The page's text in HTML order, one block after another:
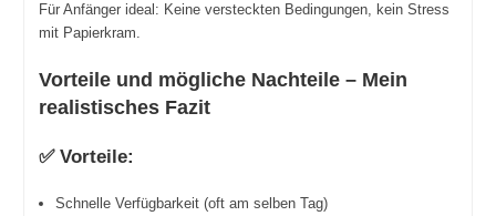
Für Anfänger ideal: Keine versteckten Bedingungen, kein Stress
mit Papierkram.
Vorteile und mögliche Nachteile – Mein
realistisches Fazit
✅ Vorteile:
Schnelle Verfügbarkeit (oft am selben Tag)